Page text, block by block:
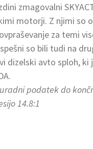
zmagovalni
motorji. Z njimi so
za temi
so bili tudi na
dizelski avto sploh,
podatek do
14.8:1